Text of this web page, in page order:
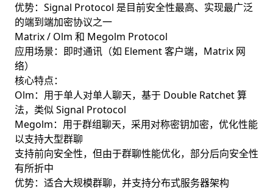
优势：Signal Protocol 是目前安全性最高、实现最广泛
的端到端加密协议之一
Matrix / Olm 和 Megolm Protocol
应用场景：即时通讯（如 Element 客户端，Matrix 网
络）
核心特点：
Olm：用于单人对单人聊天，基于 Double Ratchet 算
法，类似 Signal Protocol
Megolm：用于群组聊天，采用对称密钥加密，优化性能
以支持大型群聊
支持前向安全性，但由于群聊性能优化，部分后向安全性
有所折中
优势：适合大规模群聊，并支持分布式服务器架构